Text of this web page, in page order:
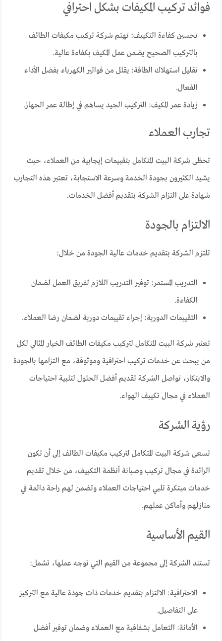
فوائد تركيب المكيفات بشكل احترافي
تحسين كفاءة التكييف: تهتم شركة تركيب مكيفات الطائف
بالتركيب الصحيح يضمن عمل المكيف بكفاءة عالية.
تقليل استهلاك الطاقة: يقلل من فواتير الكهرباء بفضل الأداء
الفعال.
زيادة عمر المكيف: التركيب الجيد يساهم في إطالة عمر الجهاز.
تجارب العملاء
تحظى شركة البيت المتكامل بتقييمات إيجابية من العملاء، حيث
يشيد الكثيرون بجودة الخدمة وسرعة الاستجابة، تعتبر هذه التجارب
شهادة على التزام الشركة بتقديم أفضل الخدمات.
الالتزام بالجودة
تلتزم الشركة بتقديم خدمات عالية الجودة من خلال:
التدريب المستمر: توفير التدريب اللازم لفريق العمل لضمان
الكفاءة.
التقييمات الدورية: إجراء تقييمات دورية لضمان رضا العملاء.
تعتبر شركة البيت المتكامل لتركيب مكيفات الطائف الخيار المثالي لكل
من يبحث عن خدمات تركيب احترافية وموثوقة، مع التزامها بالجودة
والابتكار، تواصل الشركة تقديم أفضل الحلول لتلبية احتياجات
العملاء في مجال تكييف الهواء.
رؤية الشركة
تسعى شركة البيت المتكامل لتركيب مكيفات الطائف إلى أن تكون
الرائدة في مجال تركيب وصيانة أنظمة التكييف، من خلال تقديم
خدمات مبتكرة تلبي احتياجات العملاء وتضمن لهم راحة دائمة في
منازلهم وأماكن عملهم.
القيم الأساسية
تستند الشركة إلى مجموعة من القيم التي توجه عملها، تشمل:
الاحترافية: الالتزام بتقديم خدمات ذات جودة عالية مع التركيز
على التفاصيل.
الأمانة: التعامل بشفافية مع العملاء وضمان توفير أفضل